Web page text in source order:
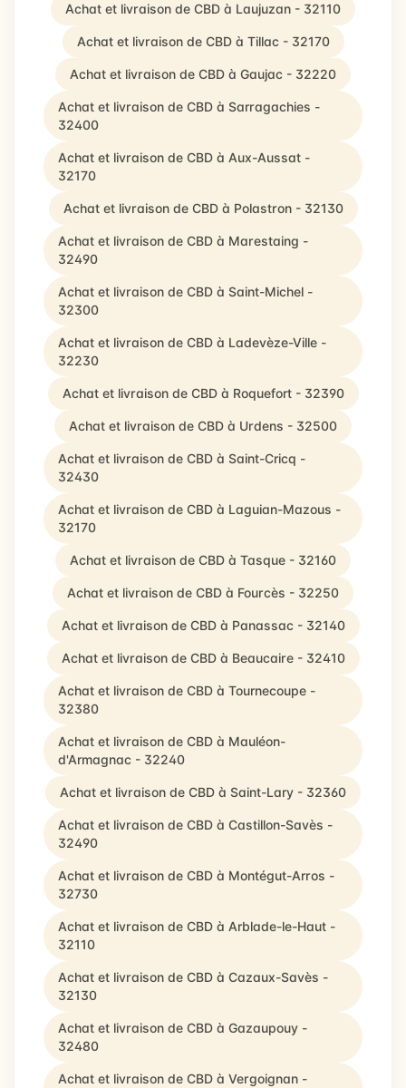
Achat et livraison de CBD à Laujuzan - 32110
Achat et livraison de CBD à Tillac - 32170
Achat et livraison de CBD à Gaujac - 32220
Achat et livraison de CBD à Sarragachies -
32400
Achat et livraison de CBD à Aux-Aussat -
32170
Achat et livraison de CBD à Polastron - 32130
Achat et livraison de CBD à Marestaing -
32490
Achat et livraison de CBD à Saint-Michel -
32300
Achat et livraison de CBD à Ladevèze-Ville -
32230
Achat et livraison de CBD à Roquefort - 32390
Achat et livraison de CBD à Urdens - 32500
Achat et livraison de CBD à Saint-Cricq -
32430
Achat et livraison de CBD à Laguian-Mazous -
32170
Achat et livraison de CBD à Tasque - 32160
Achat et livraison de CBD à Fourcès - 32250
Achat et livraison de CBD à Panassac - 32140
Achat et livraison de CBD à Beaucaire - 32410
Achat et livraison de CBD à Tournecoupe -
32380
Achat et livraison de CBD à Mauléon-
d'Armagnac - 32240
Achat et livraison de CBD à Saint-Lary - 32360
Achat et livraison de CBD à Castillon-Savès -
32490
Achat et livraison de CBD à Montégut-Arros -
32730
Achat et livraison de CBD à Arblade-le-Haut -
32110
Achat et livraison de CBD à Cazaux-Savès -
32130
Achat et livraison de CBD à Gazaupouy -
32480
Achat et livraison de CBD à Vergoignan -